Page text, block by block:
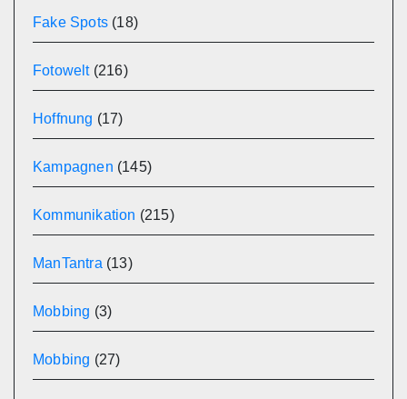
Fake Spots (18)
Fotowelt(216)
Hoffnung (17)
Kampagnen (145)
Kommunikation (215)
ManTantra (13)
Mobbing (3)
Mobbing (27)